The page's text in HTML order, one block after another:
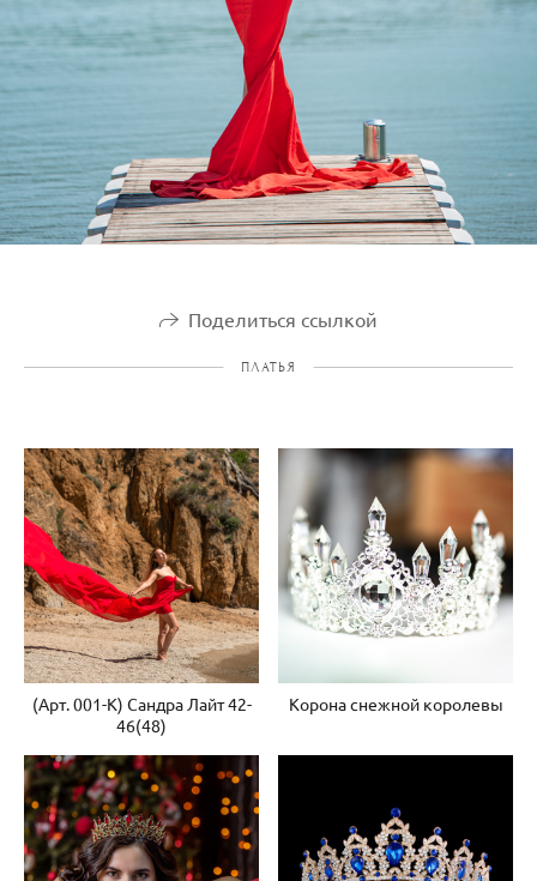
Поделиться ссылкой
ПЛАТЬЯ
(Арт. 001-К) Сандра Лайт 42-
46(48)
Корона снежной королевы